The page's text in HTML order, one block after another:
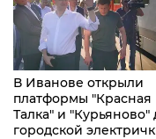
В Иванове открыли
платформы "Красная
Талка" и "Курьяново"
городской